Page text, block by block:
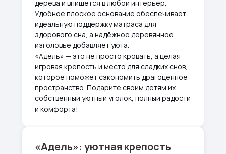
дерева и впишется в любой интерьер.
Удобное плоское основание обеспечивает
идеальную поддержку матраса для
здорового сна, а надёжное деревянное
изголовье добавляет уюта.
«Адель» — это не просто кровать, а целая
игровая крепость и место для сладких снов,
которое поможет сэкономить драгоценное
пространство. Подарите своим детям их
собственный уютный уголок, полный радости
и комфорта!
«Адель»: уютная крепость